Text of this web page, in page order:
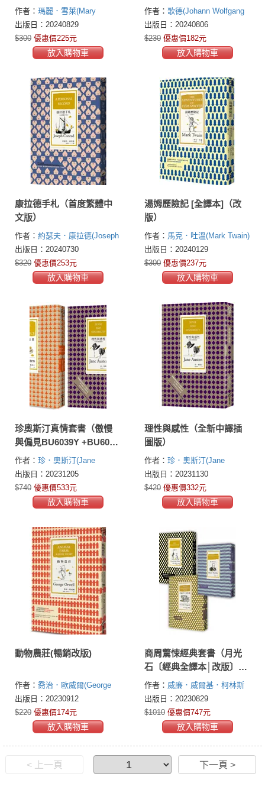
作者： 瑪麗．雪萊(Mary
Shelley)
出版日：20240829
$300 優惠價225元
放入購物車
作者： 歌德(Johann Wolfgang
von Goethe)
出版日：20240806
$230 優惠價182元
放入購物車
康拉德手札（首度繁體中
文版）
作者： 約瑟夫．康拉德(Joseph
Conrad)
出版日：20240730
$320 優惠價253元
放入購物車
湯姆歷險記 [全譯本]（改
版）
作者： 馬克．吐溫(Mark Twain)
出版日：20240129
$300 優惠價237元
放入購物車
珍奧斯汀真情套書（傲慢
與偏見BU6039Y +BU6073
理性與感性〔全新中譯插
圖版〕）
作者： 珍．奧斯汀(Jane
Austen)
出版日：20231205
$740 優惠價533元
放入購物車
理性與感性（全新中譯插
圖版）
作者： 珍．奧斯汀(Jane
Austen)
出版日：20231130
$420 優惠價332元
放入購物車
動物農莊(暢銷改版)
作者： 喬治．歐威爾(George
Orwell)
出版日：20230912
$220 優惠價174元
放入購物車
商周驚悚經典套書（月光
石〔經典全譯本│改版〕
+科學怪人〔改版〕+所羅
門王的寶藏）
作者： 威廉．威爾基．柯林斯
(William Wilkie Collins)
雪萊(Mary Shelley)亨利．萊
德．海格德爵士(Sir Henry
Rider Haggard)
出版日：20230829
$1010 優惠價747元
放入購物車
< 上一頁 下一頁 >